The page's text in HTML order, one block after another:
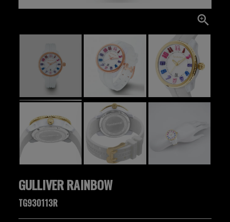
GULLIVER RAINBOW
TG930113R